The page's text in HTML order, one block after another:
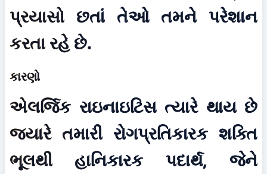
પ્રયાસો છતાં તેઓ તમને પરેશાન
કરતા રહે છે.
કારણો
એલર્જિક રાઇનાઇટિસ ત્યારે થાય છે
જ્યારે તમારી રોગપ્રતિકારક શક્તિ
ભૂલથી હાનિકારક પદાર્થ, જેને